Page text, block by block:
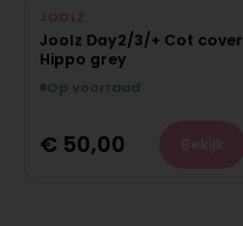
JOOLZ
Joolz Day2/3/+ Cot cover
Hippo grey
Op voorraad
€ 50,00